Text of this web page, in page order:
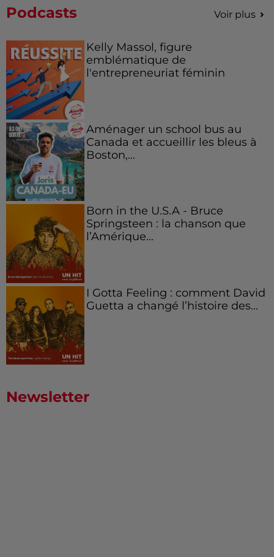
Podcasts Voir plus
Kelly Massol, figure
emblématique de
l'entrepreneuriat féminin
Aménager un school bus au
Canada et accueillir les bleus à
Boston,...
Born in the U.S.A - Bruce
Springsteen : la chanson que
l’Amérique...
I Gotta Feeling : comment David
Guetta a changé l’histoire des...
Newsletter